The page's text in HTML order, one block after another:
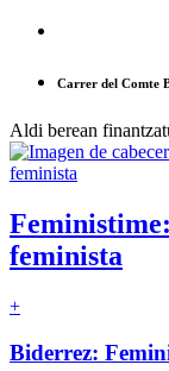
Carrer del Comte
Aldi berean
feminista
+
Biderrez: